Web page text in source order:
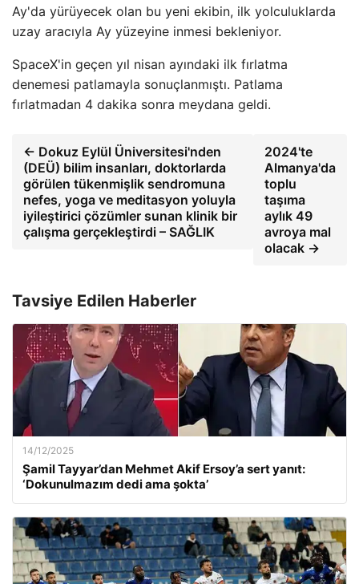
Ay'da yürüyecek olan bu yeni ekibin, ilk yolculuklarda
uzay aracıyla Ay yüzeyine inmesi bekleniyor.
SpaceX'in geçen yıl nisan ayındaki ilk fırlatma
denemesi patlamayla sonuçlanmıştı. Patlama
fırlatmadan 4 dakika sonra meydana geldi.
← Dokuz Eylül Üniversitesi'nden
(DEÜ) bilim insanları, doktorlarda
görülen tükenmişlik sendromuna
nefes, yoga ve meditasyon yoluyla
iyileştirici çözümler sunan klinik bir
çalışma gerçekleştirdi – SAĞLIK
2024'te
Almanya'da
toplu
taşıma
aylık 49
avroya mal
olacak →
Tavsiye Edilen Haberler
14/12/2025
Şamil Tayyar’dan Mehmet Akif Ersoy’a sert yanıt:
‘Dokunulmazım dedi ama şokta’